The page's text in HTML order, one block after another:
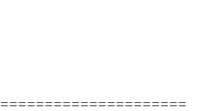
=====================